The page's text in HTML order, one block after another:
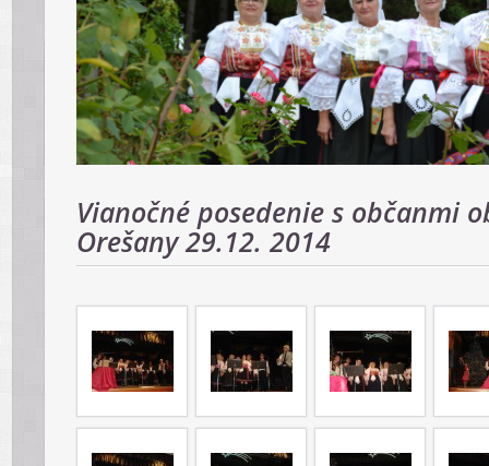
Vianočné posedenie s občanmi
Orešany 29.12. 2014